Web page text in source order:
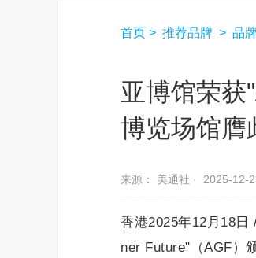
首页 > 推荐品牌 > 品
亚博馆荣获
博览场馆膺
来源： 美通社 · 2025-12-
香港2025年12月18
ner Future"（AGF）